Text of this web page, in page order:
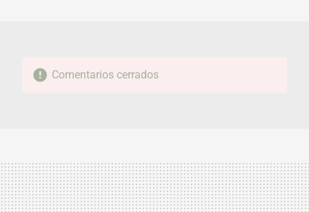
Comentarios cerrados